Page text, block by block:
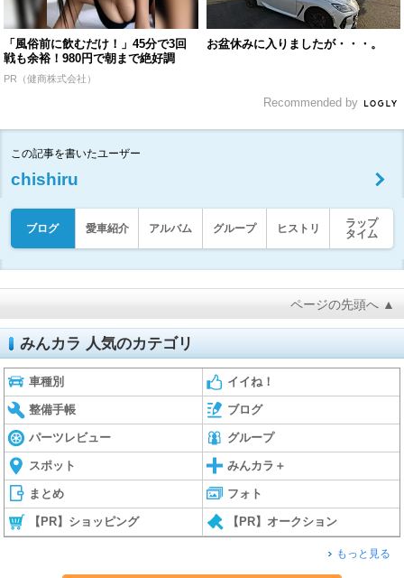
「風俗前に飲むだけ！」45分で3回
戦も余裕！980円で朝まで絶好調
PR（健商株式会社）
お盆休みに入りましたが・・・。
Recommended by
この記事を書いたユーザー
chishiru
ブログ 愛車紹介 アルバム グループ ヒストリ
ラップ
タイム
ページの先頭へ ▲
みんカラ 人気のカテゴリ
車種別 イイね！
整備手帳 ブログ
パーツレビュー グループ
スポット みんカラ＋
まとめ フォト
【PR】ショッピング 【PR】オークション
もっと見る